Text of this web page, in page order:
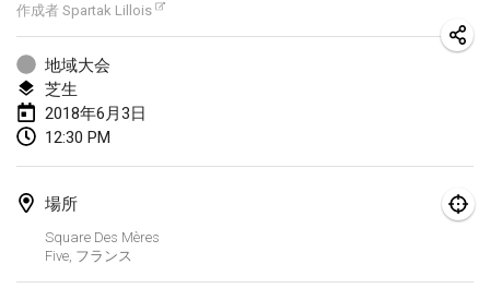
作成者 Spartak Lillois
地域大会
芝生
2018年6月3日
12:30 PM
場所
Square Des Mères
Five, フランス
Tournoi d'Hiver
2018年1月27日
Tournoi de Mölkky - Lesfous Dubâtonvaigeois
2018年1月27日
2018年2月
Lumi Mölkky